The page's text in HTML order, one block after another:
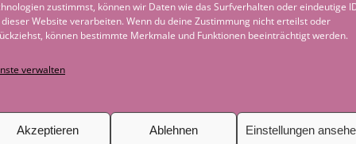
zustimmst, können wir Daten wie das Surfverhalten oder eindeutige
Website verarbeiten. Wenn du deine Zustimmung nicht erteilst oder
können bestimmte Merkmale und Funktionen beeinträchtigt werden.
verwalten
Akzeptieren Ablehnen Einstellungen
Impulse, Blogbeiträge und
Hinweise auf Veranstaltungen